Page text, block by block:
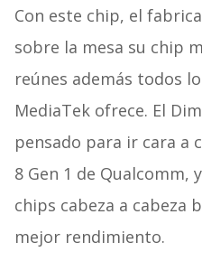
Con este chip, el
sobre la mesa su chip
reúnes además todos
MediaTek ofrece. El
pensado para ir cara a
8 Gen 1 de Qualcomm,
chips cabeza a cabeza
mejor rendimiento.